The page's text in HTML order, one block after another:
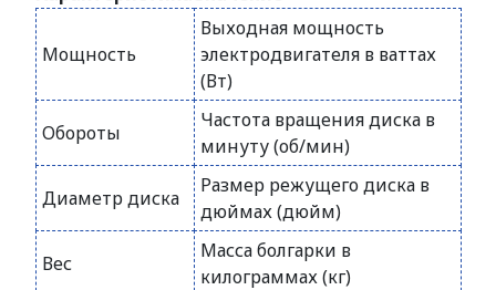
Мощность
Выходная мощность
электродвигателя в ваттах
(Вт)
Обороты
Частота вращения диска в
минуту (об/мин)
Диаметр диска
Размер режущего диска в
дюймах (дюйм)
Вес
Масса болгарки в
килограммах (кг)